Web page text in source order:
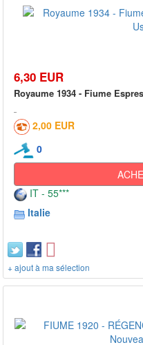
6,30 EUR
Royaume 1934 - Fiume
2,00 EUR
0
IT - 55***
Italie
+ ajout à ma sélection